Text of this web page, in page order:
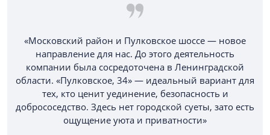
«Московский район и Пулковское шоссе — новое
направление для нас. До этого деятельность
компании была сосредоточена в Ленинградской
области. «Пулковское, 34» — идеальный вариант для
тех, кто ценит уединение, безопасность и
добрососедство. Здесь нет городской суеты, зато есть
ощущение уюта и приватности»